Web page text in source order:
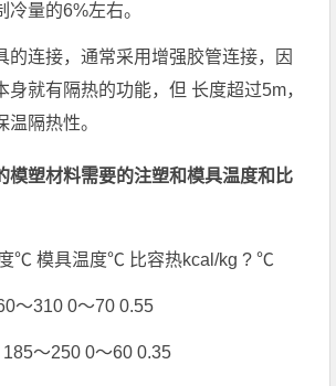
量的6%左右。
的连接，通常采用增强胶管连接，因
身就有隔热的功能，但 长度超过5m，
隔热性。
模塑材料需要的注塑和模具温度和比
℃ 模具温度℃ 比容热kcal/kg ? ℃
～310 0～70 0.55
～250 0～60 0.35